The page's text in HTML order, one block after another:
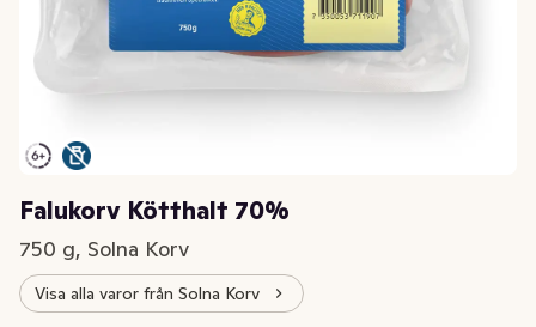
Falukorv Kötthalt 70%
750 g, Solna Korv
Visa alla varor från Solna Korv